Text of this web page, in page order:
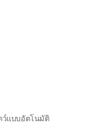
ว์แบบอัตโนมัติ